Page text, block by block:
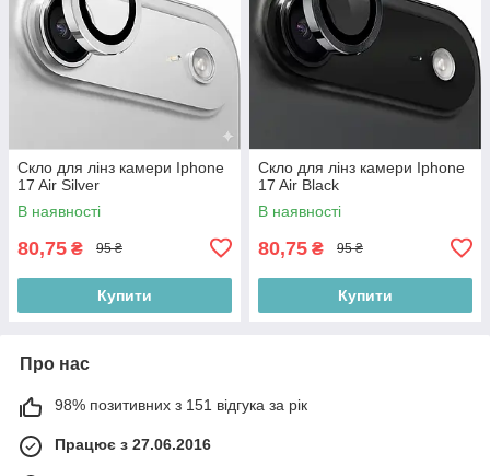
Скло для лінз камери Iphone
17 Air Silver
В наявності
80,75 ₴ 95 ₴
Купити
Скло для лінз камери Iphone
17 Air Black
В наявності
80,75 ₴ 95 ₴
Купити
Про нас
98% позитивних з 151 відгука за рік
Працює з 27.06.2016